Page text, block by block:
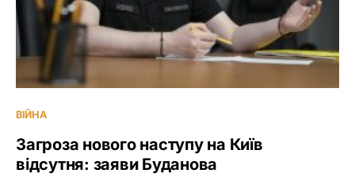
ВІЙНА
Загроза нового наступу на Київ
відсутня: заяви Буданова